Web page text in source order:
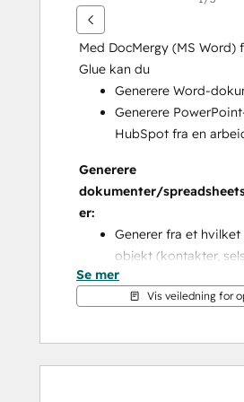
Med DocMergy (MS Word)
Glue kan du
Generere Word-
Generere
HubSpot fra en
Generere
dokumenter/
er:
Generer fra et
objekt (kontakter,
billetter,
Tilpass ved hjelp av
Tilpass ved hjelp av
en hvilken som helst
Se mer
Vis veiledning for